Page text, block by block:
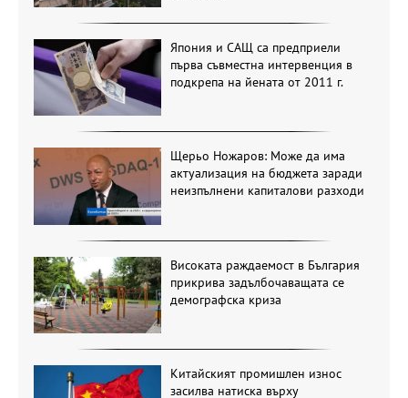
Япония и САЩ са предприели
първа съвместна интервенция в
подкрепа на йената от 2011 г.
Щерьо Ножаров: Може да има
актуализация на бюджета заради
неизпълнени капиталови разходи
Високата раждаемост в България
прикрива задълбочаващата се
демографска криза
Китайският промишлен износ
засилва натиска върху